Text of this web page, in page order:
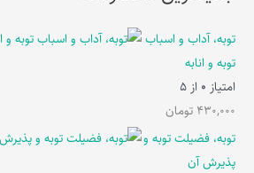
توبه، آداب و اسباب
توبه و انابه
امتیاز 0 از 5
430,000 تومان
توبه، فضیلت توبه و
پذیرش آن